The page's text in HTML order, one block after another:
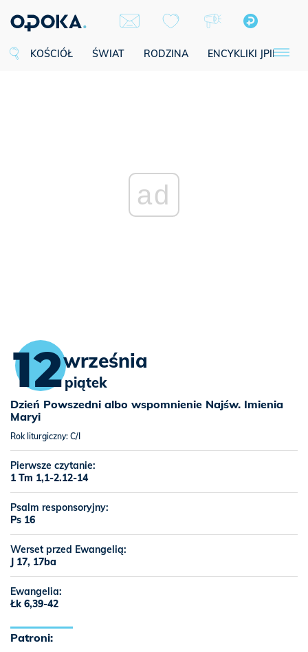
KOŚCIÓŁ ŚWIAT RODZINA ENCYKLIKI JPII
ad
12września
piątek
Dzień Powszedni albo wspomnienie Najśw. Imienia
Maryi
Rok liturgiczny: C/I
Pierwsze czytanie:
1 Tm 1,1-2.12-14
Psalm responsoryjny:
Ps 16
Werset przed Ewangelią:
J 17, 17ba
Ewangelia:
Łk 6,39-42
Patroni: